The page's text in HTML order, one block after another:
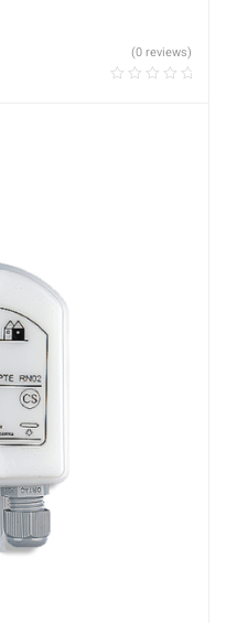
(0 reviews)